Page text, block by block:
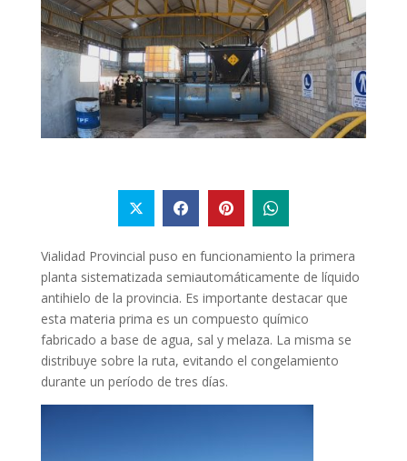
Vialidad Provincial puso en funcionamiento la primera
planta sistematizada semiautomáticamente de líquido
antihielo de la provincia. Es importante destacar que
esta materia prima es un compuesto químico
fabricado a base de agua, sal y melaza. La misma se
distribuye sobre la ruta, evitando el congelamiento
durante un período de tres días.